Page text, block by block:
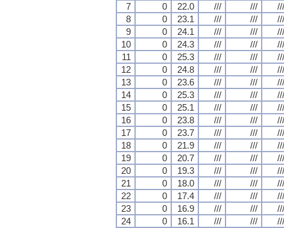
7
0 22.0 /// /// ///
8
0 23.1 /// /// ///
9
0 24.1 /// /// ///
10
0 24.3 /// /// ///
11
0 25.3 /// /// ///
12
0 24.8 /// /// ///
13
0 23.6 /// /// ///
14
0 25.3 /// /// ///
15
0 25.1 /// /// ///
16
0 23.8 /// /// ///
17
0 23.7 /// /// ///
18
0 21.9 /// /// ///
19
0 20.7 /// /// ///
20
0 19.3 /// /// ///
21
0 18.0 /// /// ///
22
0 17.4 /// /// ///
23
0 16.9 /// /// ///
24
0 16.1 /// /// ///